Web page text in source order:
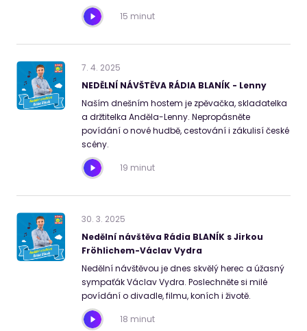
15 minut
7. 4. 2025
NEDĚLNÍ NÁVŠTĚVA RÁDIA BLANÍK - Lenny
Naším dnešním hostem je zpěvačka, skladatelka
a držtitelka Anděla-Lenny. Nepropásněte
povídání o nové hudbě, cestování i zákulisí české
scény.
19 minut
30. 3. 2025
Nedělní návštěva Rádia BLANÍK s Jirkou
Fröhlichem-Václav Vydra
Nedělní návštěvou je dnes skvělý herec a úžasný
sympaťák Václav Vydra. Poslechněte si milé
povídání o divadle, filmu, koních i životě.
18 minut